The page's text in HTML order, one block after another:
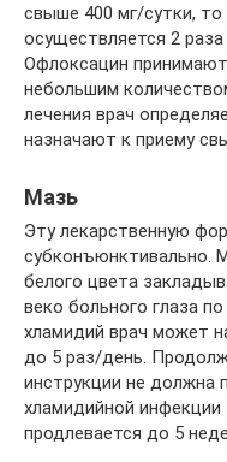
свыше 400 мг/сутки, то
осуществляется 2
Офлоксацин
небольшим
лечения врач
назначают к приему
Мазь
Эту лекарственную
субконъюнктивально.
белого цвета
веко больного глаза
хламидий врач может
до 5 раз/день.
инструкции не должна
хламидийной инфекции
продлевается до 5